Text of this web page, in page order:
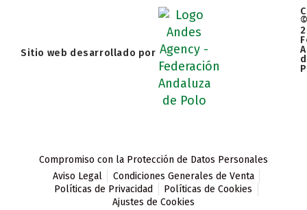
Sitio web desarrollado por
Compromiso con la Protección de Datos Personales
Aviso Legal
Condiciones Generales de Venta
Políticas de Privacidad
Políticas de Cookies
Ajustes de Cookies